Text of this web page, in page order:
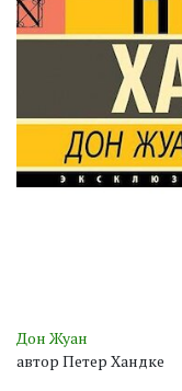
Дон Жуан
автор Петер Хандке